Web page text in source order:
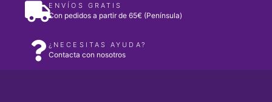
ENVÍOS GRATIS
Con pedidos a partir de 65€ (Península)
¿NECESITAS AYUDA?
Contacta con nosotros